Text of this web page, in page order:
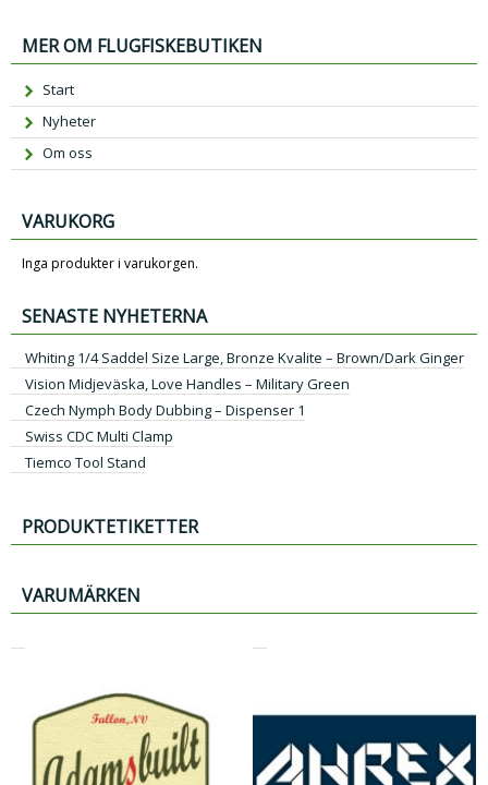
MER OM FLUGFISKEBUTIKEN
Start
Nyheter
Om oss
VARUKORG
Inga produkter i varukorgen.
SENASTE NYHETERNA
Whiting 1/4 Saddel Size Large, Bronze Kvalite – Brown/Dark Ginger
Vision Midjeväska, Love Handles – Military Green
Czech Nymph Body Dubbing – Dispenser 1
Swiss CDC Multi Clamp
Tiemco Tool Stand
PRODUKTETIKETTER
VARUMÄRKEN